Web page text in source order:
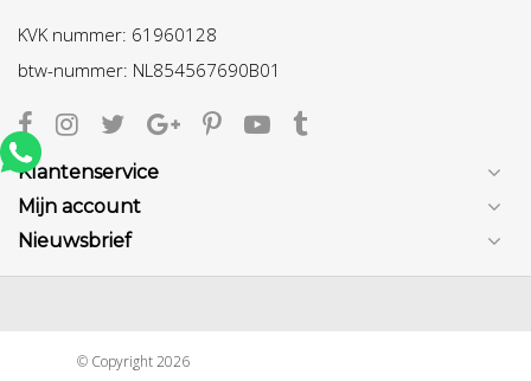
KVK nummer: 61960128
btw-nummer: NL854567690B01
Klantenservice
Mijn account
Nieuwsbrief
© Copyright 2026